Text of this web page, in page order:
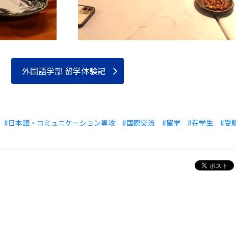
外国語学部 留学体験記
#日本語・コミュニケーション専攻 #国際交流 #留学 #在学生
#受